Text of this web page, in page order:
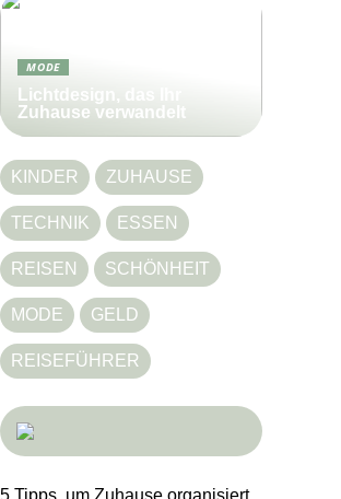
MODE
Lichtdesign, das Ihr
Zuhause verwandelt
KINDER ZUHAUSE
TECHNIK ESSEN
REISEN SCHÖNHEIT
MODE GELD
REISEFÜHRER
5 Tipps, um Zuhause organisiert